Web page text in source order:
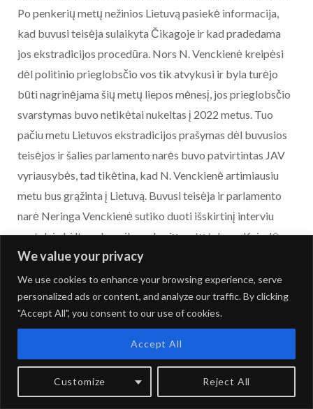
We value your privacy
We use cookies to enhance your browsing experience, serve
personalized ads or content, and analyze our traffic. By clicking
"Accept All", you consent to our use of cookies.
Customize Reject All
Accept All
Po penkerių metų nežinios Lietuvą pasiekė informacija,
kad buvusi teisėja sulaikyta Čikagoje ir kad pradedama
jos ekstradicijos procedūra. Nors N. Venckienė kreipėsi
dėl politinio prieglobsčio vos tik atvykusi ir byla turėjo
būti nagrinėjama šių metų liepos mėnesį, jos prieglobsčio
svarstymas buvo netikėtai nukeltas į 2022 metus. Tuo
pačiu metu Lietuvos ekstradicijos prašymas dėl buvusios
teisėjos ir šalies parlamento narės buvo patvirtintas JAV
vyriausybės, tad tikėtina, kad N. Venckienė artimiausiu
metu bus grąžinta į Lietuvą. Buvusi teisėja ir parlamento
narė Neringa Venckienė sutiko duoti išskirtinį interviu
portalui abi.lt po beveik penkerių metų tylos. – Kaip Jūs
jaučiatės? Kokia pirma mintis atėjo į galvą, kai išgirdote,
kad būsite grąžinta į Lietuvą? – Būdama teisininkė, žinojau,
kad yra labai mažai šansų dėl ekstradicijos bylos
nagrinėjimo JAV Auksčiausiajame Teisme, į kurį
kreipėmės. Bylų atranka – kaip ir Lietuvoje. Tik JAV
atrenka vienas teisėjas, o Lietuvoje – trijų teisėjų kolegija.
Esu visiškai sveika…